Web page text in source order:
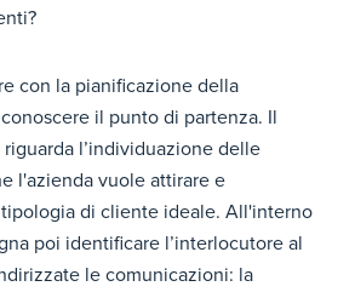
con la pianificazione della
il punto di partenza. Il
riguarda l’individuazione delle
l'azienda vuole attirare e
di cliente ideale. All'interno
poi identificare l’interlocutore al
le comunicazioni: la